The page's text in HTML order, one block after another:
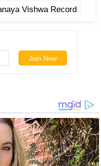
Vishwa Record